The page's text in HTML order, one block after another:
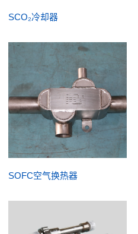
SCO₂冷却器
SOFC空气换热器